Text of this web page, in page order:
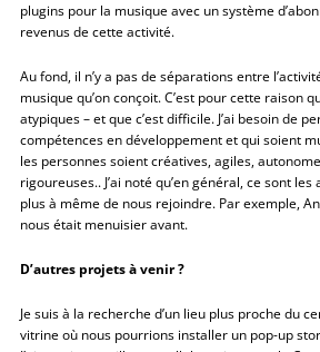
plugins pour la musique avec un système
revenus de cette activité.
Au fond, il n’y a pas de séparations entre
musique qu’on conçoit. C’est pour cette raison
atypiques – et que c’est difficile. J’ai besoin de
compétences en développement et qui soient
les personnes soient créatives, agiles,
rigoureuses.. J’ai noté qu’en général, ce sont
plus à même de nous rejoindre. Par exemple,
nous était menuisier avant.
D’autres projets à venir ?
Je suis à la recherche d’un lieu plus proche du
vitrine où nous pourrions installer un pop-up